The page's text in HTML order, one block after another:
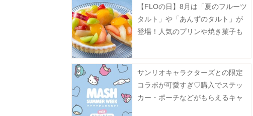
【FLOの日】8月は「夏のフルーツ
タルト」や「あんずのタルト」が
登場！人気のプリンや焼き菓子も
サンリオキャラクターズとの限定
コラボが可愛すぎ♡購入でステッ
カー・ポーチなどがもらえるキャ